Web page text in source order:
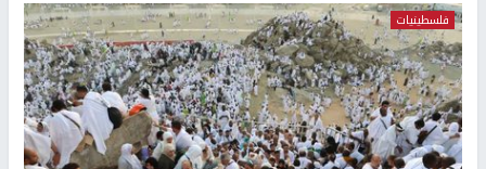
فلسطينيات